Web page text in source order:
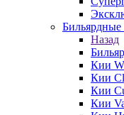
Бильярдные
Назад
Кии
Кии
Кии
Кии